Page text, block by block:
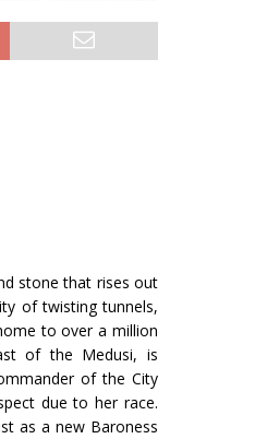
stone that rises out
of twisting tunnels,
to over a million
of the Medusi, is
of the City
due to her race.
as a new Baroness